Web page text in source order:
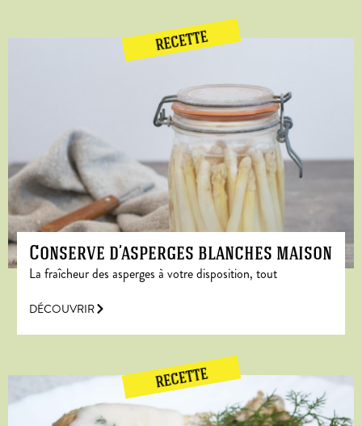
RECETTE
Conserve d’asperges blanches maison
La fraîcheur des asperges à votre disposition, tout
DÉCOUVRIR
RECETTE